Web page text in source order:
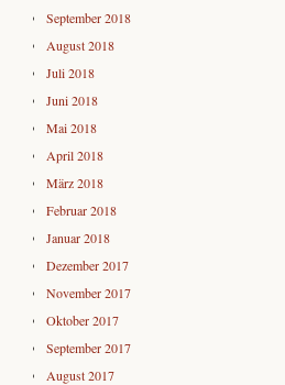
September 2018
August 2018
Juli 2018
Juni 2018
Mai 2018
April 2018
März 2018
Februar 2018
Januar 2018
Dezember 2017
November 2017
Oktober 2017
September 2017
August 2017